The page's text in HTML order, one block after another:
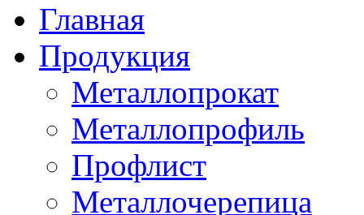
Главная
Продукция
Металлопрокат
Металлопрофиль
Профлист
Металлочерепица